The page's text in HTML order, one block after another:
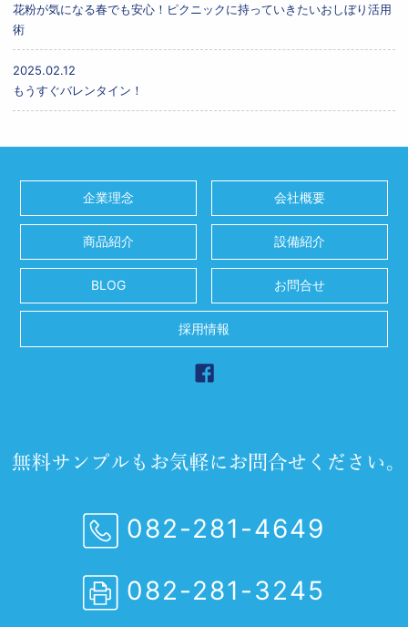
花粉が気になる春でも安心！ピクニックに持っていきたいおしぼり活用
術
2025.02.12
もうすぐバレンタイン！
企業理念 会社概要
商品紹介 設備紹介
BLOG
採用情報
お問合せ
082-281-4649
082-281-3245